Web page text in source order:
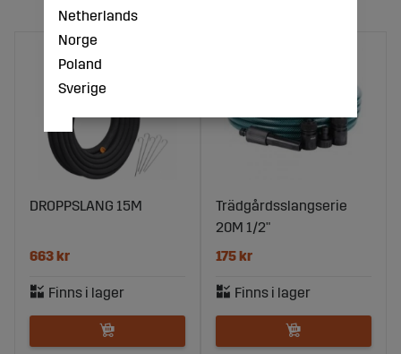
DROPPSLANG 15M
663 kr
Trädgårdsslangserie
20M 1/2"
175 kr
Netherlands
Norge
Poland
Sverige